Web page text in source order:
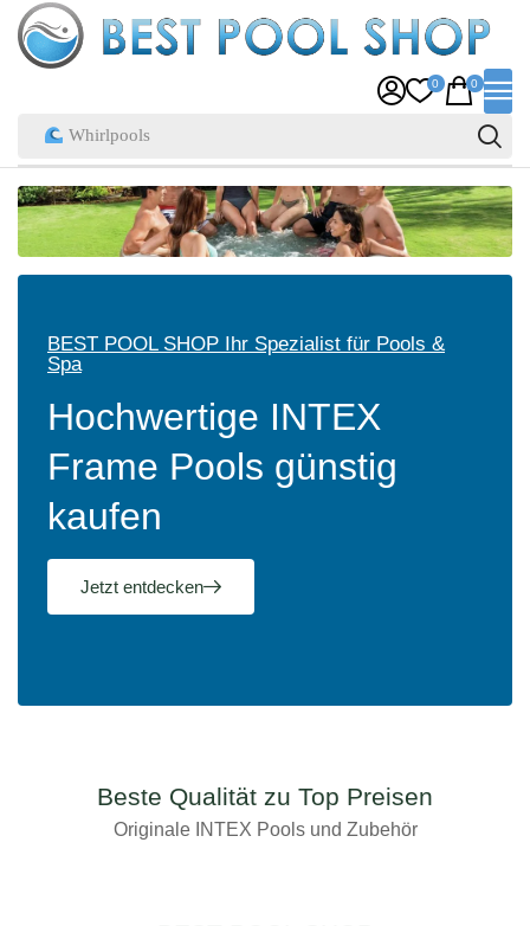
Pool Zubehör
0 0
Weitere Infos
BEST POOL SHOP Ihr Spezialist für Pools &
Spa
Hochwertige INTEX
Frame Pools günstig
kaufen
Jetzt entdecken
Beste Qualität zu Top Preisen
Originale INTEX Pools und Zubehör